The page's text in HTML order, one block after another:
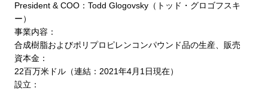
President & COO： Todd Glogovsky（トッド・グロゴフスキ
ー）
事業内容：
合成樹脂およびポリプロピレンコンパウンド品の生産、販売
資本金：
22百万米ドル（連結： 2021年4月 1 日現在）
設立：